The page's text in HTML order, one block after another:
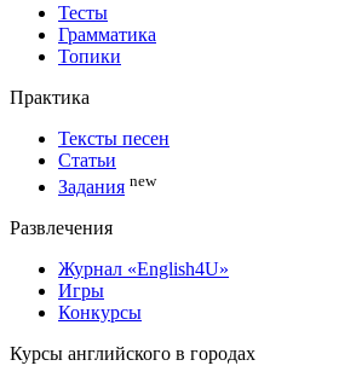
Тесты
Грамматика
Топики
Практика
Тексты песен
Статьи
Задания new
Развлечения
Журнал «English4U»
Игры
Конкурсы
Курсы английского в городах